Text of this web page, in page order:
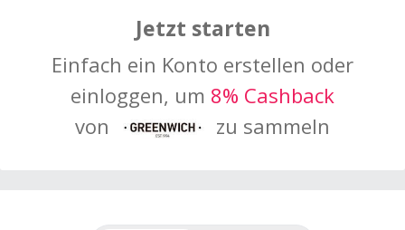
Jetzt starten
Einfach ein Konto erstellen oder
einloggen, um 8% Cashback
von
zu sammeln